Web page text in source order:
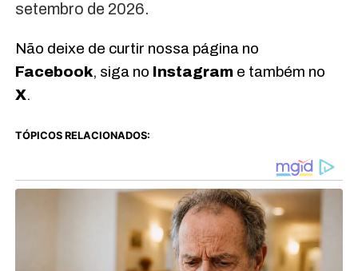
setembro de 2026.
Não deixe de curtir nossa página no
Facebook, siga no Instagrame também no
X.
TÓPICOS RELACIONADOS: